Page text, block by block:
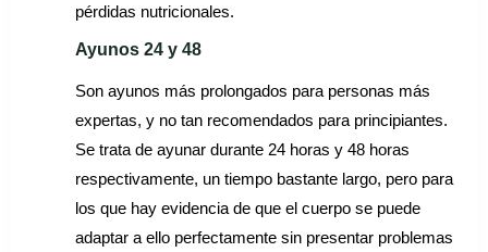
pérdidas nutricionales.
Ayunos 24 y 48
Son ayunos más prolongados para personas más
expertas, y no tan recomendados para principiantes.
Se trata de ayunar durante 24 horas y 48 horas
respectivamente, un tiempo bastante largo, pero para
los que hay evidencia de que el cuerpo se puede
adaptar a ello perfectamente sin presentar problemas